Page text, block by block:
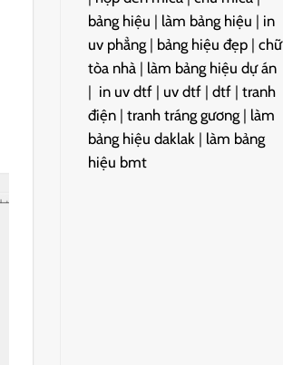
bảng hiệu | làm bảng hiệu | in
uv phẳng| bảng hiệu đẹp| chữ
tòa nhà| làm bảng hiệu dự án
| in uv dtf| uv dtf| dtf| tranh
điện| tranh tráng gương| làm
bảng hiệu daklak| làm bảng
hiệu bmt